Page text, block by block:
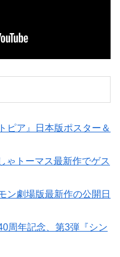
ピア』日本版ポスター＆
ゃトーマス最新作でゲス
ン劇場版最新作の公開日
周年記念、第3弾『シン